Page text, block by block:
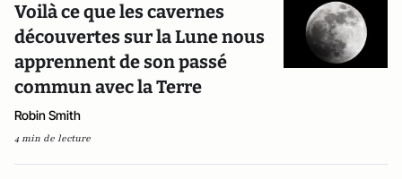
Voilà ce que les cavernes
découvertes sur la Lune nous
apprennent de son passé
commun avec la Terre
Robin Smith
4 min de lecture